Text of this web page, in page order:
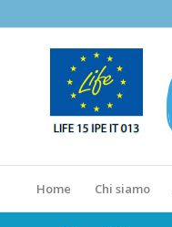
Home Chi siamo